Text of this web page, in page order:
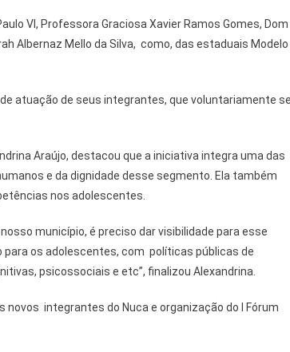
VI, Professora Graciosa Xavier Ramos Gomes, Dom
Albernaz Mello da Silva, como, das estaduais Modelo
atuação de seus integrantes, que voluntariamente
Araújo, destacou que a iniciativa integra uma das
e da dignidade desse segmento. Ela também
nos adolescentes.
município, é preciso dar visibilidade para esse
para os adolescentes, com políticas públicas de
psicossociais e etc”, finalizou Alexandrina.
integrantes do Nuca e organização do I Fórum